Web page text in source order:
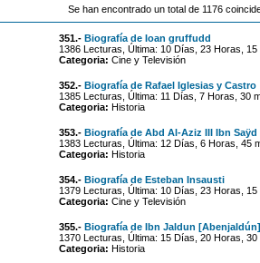
Se han encontrado un total de 1176
351.- Biografía de Ioan gruffudd
1386 Lecturas, Última: 10 Días, 23 Horas, 15
Categoria: Cine y Televisión
352.- Biografía de Rafael Iglesias y Castro
1385 Lecturas, Última: 11 Días, 7 Horas, 30
Categoria: Historia
353.- Biografía de Abd Al-Aziz III Ibn Saÿd
1383 Lecturas, Última: 12 Días, 6 Horas, 45
Categoria: Historia
354.- Biografía de Esteban Insausti
1379 Lecturas, Última: 10 Días, 23 Horas, 15
Categoria: Cine y Televisión
355.- Biografía de Ibn Jaldun [Abenjaldún]
1370 Lecturas, Última: 15 Días, 20 Horas, 30
Categoria: Historia